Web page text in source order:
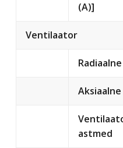
(A)]
Ventilaator
Radiaalne
Aksiaalne
astmed